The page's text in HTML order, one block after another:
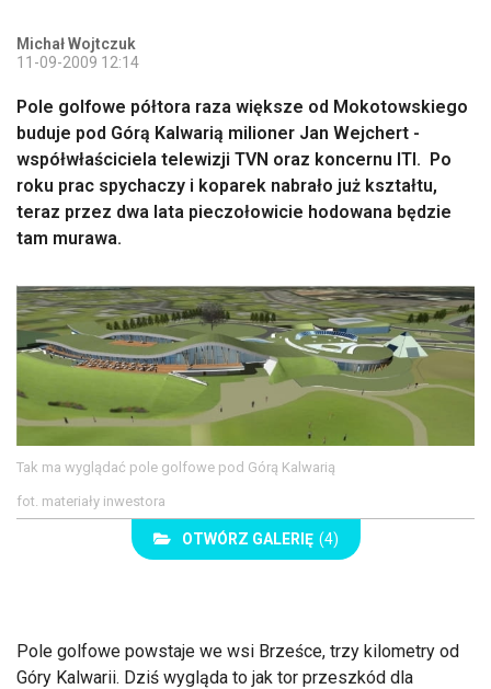
Michał Wojtczuk
11-09-2009 12:14
Pole golfowe półtora raza większe od Mokotowskiego
buduje pod Górą Kalwarią milioner Jan Wejchert -
współwłaściciela telewizji TVN oraz koncernu ITI. Po
roku prac spychaczy i koparek nabrało już kształtu,
teraz przez dwa lata pieczołowicie hodowana będzie
tam murawa.
Tak ma wyglądać pole golfowe pod Górą Kalwarią
fot. materiały inwestora
OTWÓRZ GALERIĘ (4)
Pole golfowe powstaje we wsi Brześce, trzy kilometry od
Góry Kalwarii. Dziś wygląda to jak tor przeszkód dla